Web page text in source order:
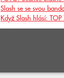
Slash se se svou
Když Slash hlásí: